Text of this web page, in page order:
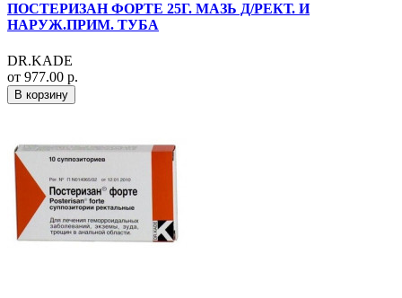
ПОСТЕРИЗАН ФОРТЕ 25Г. МАЗЬ Д/РЕКТ. И
НАРУЖ.ПРИМ. ТУБА
DR.KADE
от 977.00 р.
В корзину